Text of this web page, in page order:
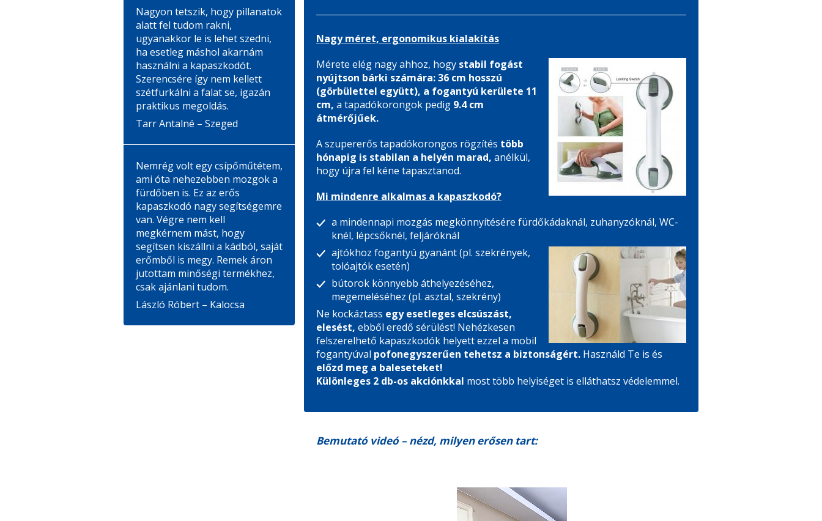
Nagyon tetszik, hogy pillanatok
alatt fel tudom rakni,
ugyanakkor le is lehet szedni,
ha esetleg máshol akarnám
használni a kapaszkodót.
Szerencsére így nem kellett
szétfurkálni a falat se, igazán
praktikus megoldás.
Tarr Antalné – Szeged
Nemrég volt egy csípőműtétem,
ami óta nehezebben mozgok a
fürdőben is. Ez az erős
kapaszkodó nagy segítségemre
van. Végre nem kell
megkérnem mást, hogy
segítsen kiszállni a kádból, saját
erőmből is megy. Remek áron
jutottam minőségi termékhez,
csak ajánlani tudom.
László Róbert – Kalocsa
Nagy méret, ergonomikus kialakítás
Mérete elég nagy ahhoz, hogy stabil fogást
nyújtson bárki számára: 36 cm hosszú
(görbülettel együtt), a fogantyú kerülete 11
cm, a tapadókorongok pedig 9.4 cm
átmérőjűek.
A szupererős tapadókorongos rögzítés több
hónapig is stabilan a helyén marad, anélkül,
hogy újra fel kéne tapasztanod.
Mi mindenre alkalmas a kapaszkodó?
a mindennapi mozgás megkönnyítésére fürdőkádaknál, zuhanyzóknál, WC-
knél, lépcsőknél, feljáróknál
ajtókhoz fogantyú gyanánt (pl. szekrények,
tolóajtók esetén)
bútorok könnyebb áthelyezéséhez,
megemeléséhez (pl. asztal, szekrény)
Ne kockáztass egy esetleges elcsúszást,
elesést, ebből eredő sérülést! Nehézkesen
felszerelhető kapaszkodók helyett ezzel a mobil
fogantyúval pofonegyszerűen tehetsz a biztonságért. Használd Te is és
előzd meg a baleseteket!
Különleges 2 db-os akciónkkal most több helyiséget is elláthatsz védelemmel.
Bemutató videó – nézd, milyen erősen tart: